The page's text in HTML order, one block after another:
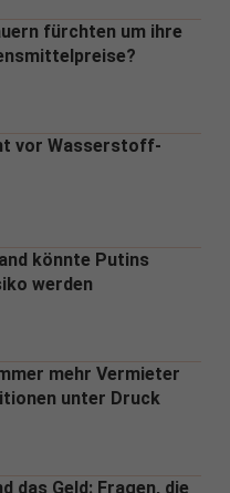
fürchten um ihre
vor Wasserstoff-
könnte Putins
werden
mehr Vermieter
unter Druck
das Geld: Fragen, die